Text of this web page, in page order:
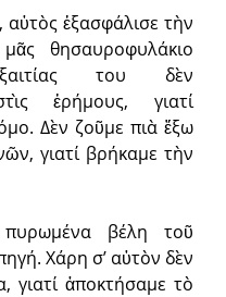
αὐτὸς ἐξασφάλισε τὴν
θησαυροφυλάκιο
του δὲν
ἐρήμους, γιατί
Δὲν ζοῦμε πιὰ ἔξω
γιατί βρήκαμε τὴν
βέλη τοῦ
Χάρη σ’ αὐτὸν δὲν
γιατί ἀποκτήσαμε τὸ